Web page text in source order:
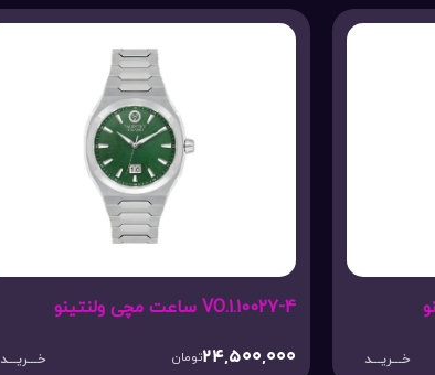
خـــریـــد
VO.1.10027-4 ساعت مچی ولنتینو
24,500,000تومان خـــریـــد